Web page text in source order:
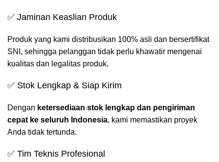
✅ Jaminan Keaslian Produk
Produk yang kami distribusikan 100% asli dan bersertifikat
SNI, sehingga pelanggan tidak perlu khawatir mengenai
kualitas dan legalitas produk.
✅ Stok Lengkap & Siap Kirim
Dengan ketersediaan stok lengkap dan pengiriman
cepat ke seluruh Indonesia, kami memastikan proyek
Anda tidak tertunda.
✅ Tim Teknis Profesional